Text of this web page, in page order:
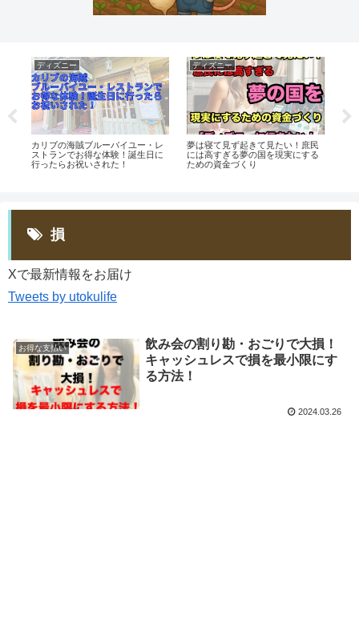
ディズニー
カリブの海賊ブルーバイユー・レ
ストランでお得な体験！誕生日に
行ったらお祝いされた！
ディズニー
夢は寝て見ず起きて見たい！庶民
には高すぎる夢の国を現実にする
ための資金づくり
損
Xで最新情報をお届け
Tweets by utokulife
お得な支払い
飲み会の割り勘・おごりで大損！
キャッシュレスで損を最小限にす
る方法！
2024.03.26